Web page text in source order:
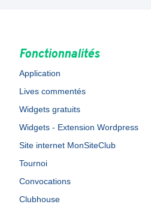
Fonctionnalités
Application
Lives commentés
Widgets gratuits
Widgets - Extension Wordpress
Site internet MonSiteClub
Tournoi
Convocations
Clubhouse